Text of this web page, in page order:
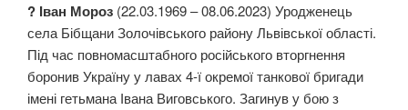
? Іван Мороз (22.03.1969 – 08.06.2023) Уродженець
села Бібщани Золочівського району Львівської області.
Під час повномасштабного російського вторгнення
боронив Україну у лавах 4-ї окремої танкової бригади
імені гетьмана Івана Виговського. Загинув у бою з